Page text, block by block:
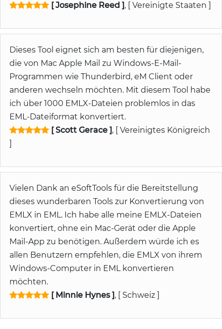
[ Josephine Reed ], [ Vereinigte Staaten ]
Dieses Tool eignet sich am besten für diejenigen,
die von Mac Apple Mail zu Windows-E-Mail-
Programmen wie Thunderbird, eM Client oder
anderen wechseln möchten. Mit diesem Tool habe
ich über 1000 EMLX-Dateien problemlos in das
EML-Dateiformat konvertiert.
[ Scott Gerace ], [ Vereinigtes Königreich
]
Vielen Dank an eSoftTools für die Bereitstellung
dieses wunderbaren Tools zur Konvertierung von
EMLX in EML. Ich habe alle meine EMLX-Dateien
konvertiert, ohne ein Mac-Gerät oder die Apple
Mail-App zu benötigen. Außerdem würde ich es
allen Benutzern empfehlen, die EMLX von ihrem
Windows-Computer in EML konvertieren
möchten.
[ Minnie Hynes ], [ Schweiz ]